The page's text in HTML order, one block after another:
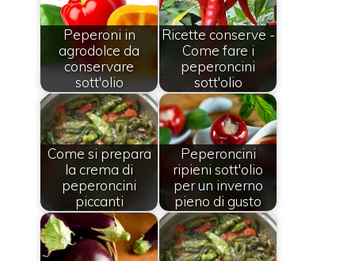
Peperoni in
agrodolce da
conservare
sott'olio
Ricette conserve -
Come fare i
peperoncini
sott'olio
Come si prepara
la crema di
peperoncini
piccanti
Peperoncini
ripieni sott'olio
per un inverno
pieno di gusto